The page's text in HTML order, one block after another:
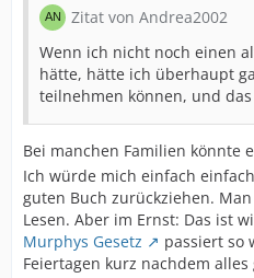
Zitat von Andrea2002
Wenn ich nicht noch einen
hätte, hätte ich überhaupt
teilnehmen können, und das
Bei manchen Familien könnte
Ich würde mich einfach
guten Buch zurückziehen.
Lesen. Aber im Ernst: Das ist
Murphys Gesetz
passiert so
Feiertagen kurz nachdem alles